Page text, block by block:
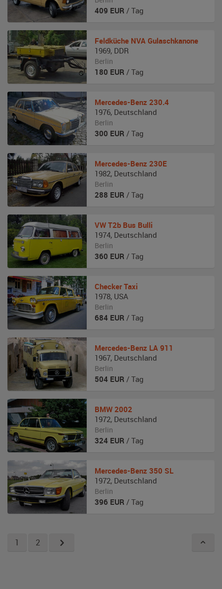
409 EUR / Tag
Feldküche NVA Gulaschkanone
1969, DDR
Berlin
180 EUR / Tag
Mercedes-Benz 230.4
1976, Deutschland
Berlin
300 EUR / Tag
Mercedes-Benz 230E
1982, Deutschland
Berlin
288 EUR / Tag
VW T2b Bus Bulli
1974, Deutschland
Berlin
360 EUR / Tag
Checker Taxi
1978, USA
Berlin
684 EUR / Tag
Mercedes-Benz LA 911
1967, Deutschland
Berlin
504 EUR / Tag
BMW 2002
1972, Deutschland
Berlin
324 EUR / Tag
Mercedes-Benz 350 SL
1972, Deutschland
Berlin
396 EUR / Tag
1 2